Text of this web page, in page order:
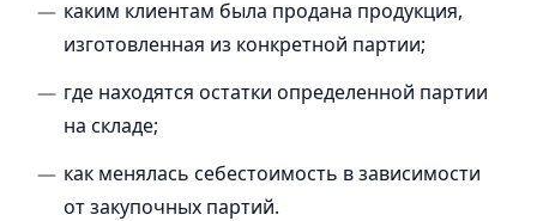
каким клиентам была продана продукция,
изготовленная из конкретной партии;
где находятся остатки определенной партии
на складе;
как менялась себестоимость в зависимости
от закупочных партий.